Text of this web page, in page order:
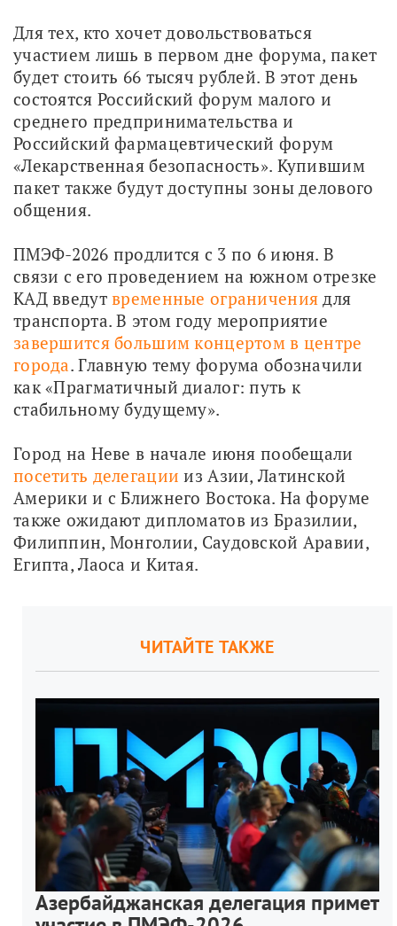
Для тех, кто хочет довольствоваться
участием лишь в первом дне форума, пакет
будет стоить 66 тысяч рублей. В этот день
состоятся Российский форум малого и
среднего предпринимательства и
Российский фармацевтический форум
«Лекарственная безопасность». Купившим
пакет также будут доступны зоны делового
общения.
ПМЭФ-2026 продлится с 3 по 6 июня. В
связи с его проведением на южном отрезке
КАД введут временные ограничения для
завершится большим концертом в центре
города. Главную тему форума обозначили
как «Прагматичный диалог: путь к
стабильному будущему».
посетить делегации из Азии, Латинской
Америки и с Ближнего Востока. На форуме
также ожидают дипломатов из Бразилии,
Филиппин, Монголии, Саудовской Аравии,
Египта, Лаоса и Китая.
ЧИТАЙТЕ ТАКЖЕ
Азербайджанская делегация примет